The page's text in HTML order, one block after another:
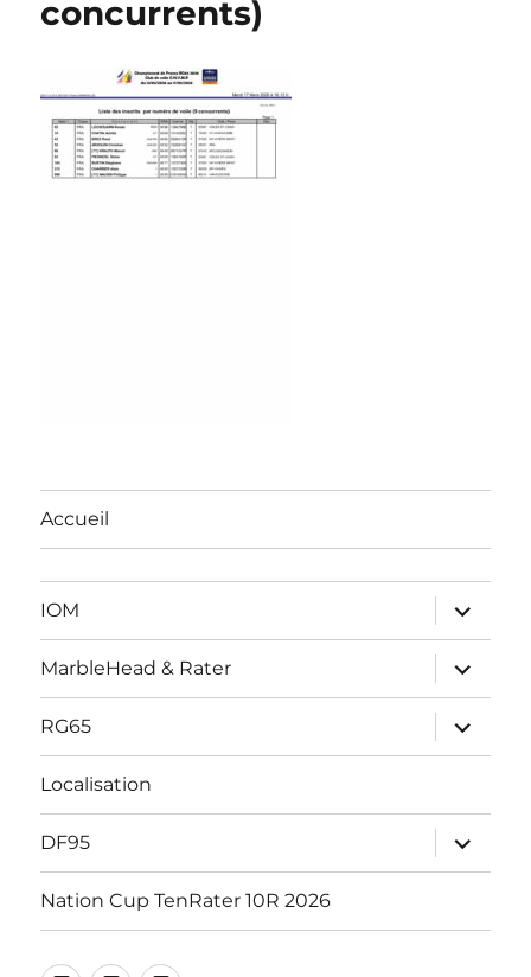
concurrents)
Accueil
IOM
ouvrir
le
sous-
menu
MarbleHead & Rater
ouvrir
le
sous-
menu
RG65
ouvrir
le
sous-
Localisation
DF95
ouvrir
le
sous-
Nation Cup TenRater 10R 2026